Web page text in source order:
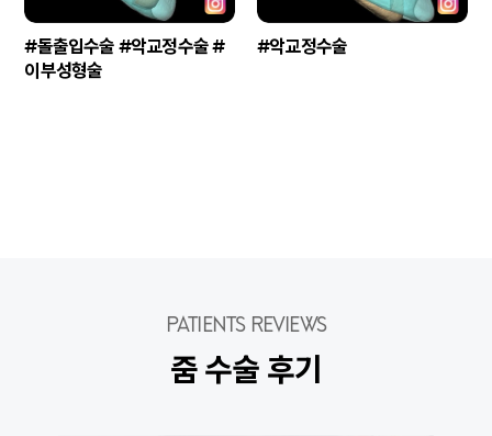
#돌출입수술 #악교정수술 #
이부성형술
#악교정수술
PATIENTS REVIEWS
줌 수술 후기